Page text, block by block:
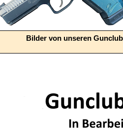
Bilder von unseren